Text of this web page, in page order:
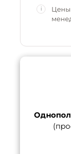
i
Цены